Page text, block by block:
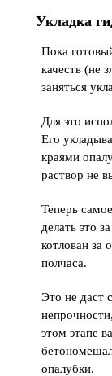
Укладка
Пока
качеств (не
заняться
Для это
Его
краями
раствор не
Теперь
делать это
котлован за
полчаса.
Это не даст
этом этапе
опалубки.